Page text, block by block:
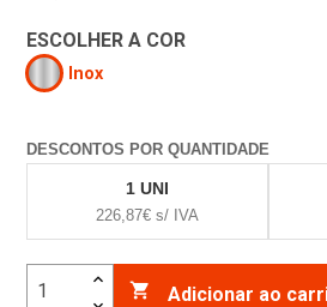
ESCOLHER A COR
Inox
DESCONTOS POR QUANTIDADE
1 UNI
226,87€ s/ IVA
 Adicionar ao